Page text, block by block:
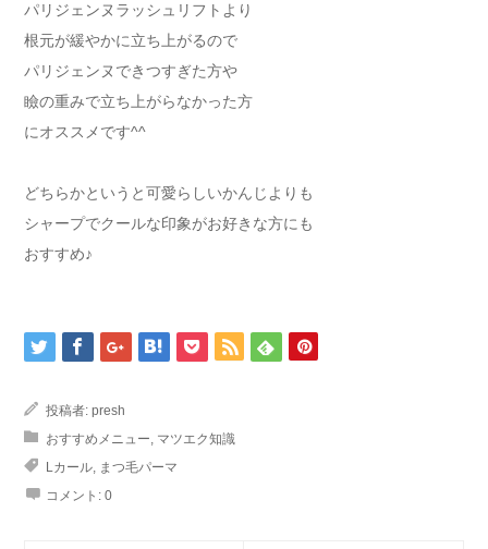
パリジェンヌラッシュリフトより
根元が緩やかに立ち上がるので
パリジェンヌできつすぎた方や
瞼の重みで立ち上がらなかった方
にオススメです^^
どちらかというと可愛らしいかんじよりも
シャープでクールな印象がお好きな方にも
おすすめ♪
投稿者: presh
おすすめメニュー, マツエク知識
Lカール, まつ毛パーマ
コメント: 0